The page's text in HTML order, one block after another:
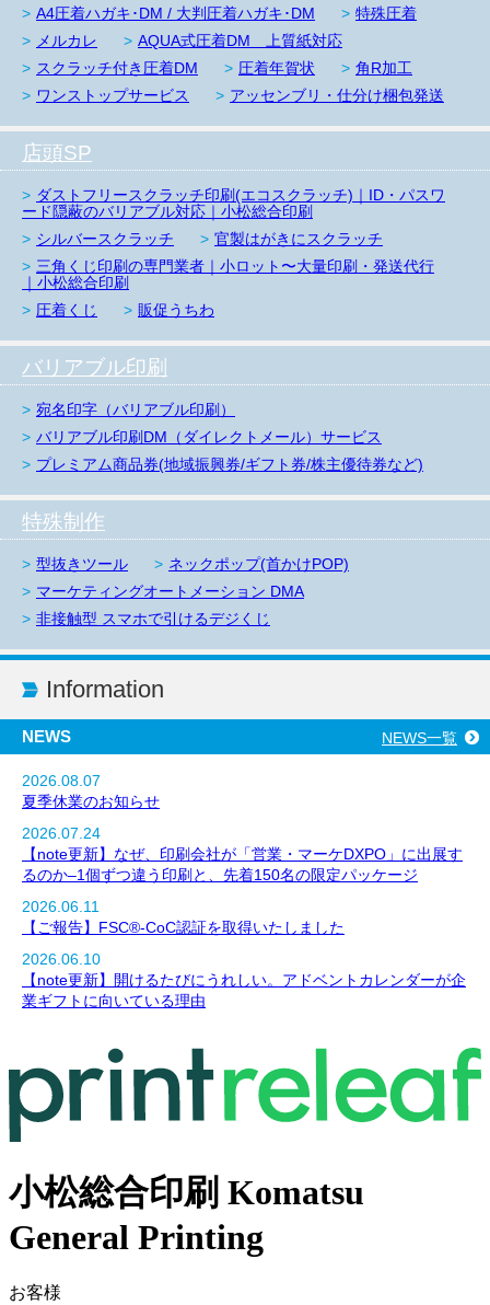
A4圧着ハガキ･DM / 大判圧着ハガキ･DM
特殊圧着
メルカレ
AQUA式圧着DM 上質紙対応
スクラッチ付き圧着DM
圧着年賀状
角R加工
ワンストップサービス
アッセンブリ・仕分け梱包発送
店頭SP
ダストフリースクラッチ印刷(エコスクラッチ)｜ID・パスワ
ード隠蔽のバリアブル対応｜小松総合印刷
シルバースクラッチ
官製はがきにスクラッチ
三角くじ印刷の専門業者｜小ロット〜大量印刷・発送代行
｜小松総合印刷
圧着くじ
販促うちわ
バリアブル印刷
宛名印字（バリアブル印刷）
バリアブル印刷DM（ダイレクトメール）サービス
プレミアム商品券(地域振興券/ギフト券/株主優待券など)
特殊制作
型抜きツール
ネックポップ(首かけPOP)
マーケティングオートメーション DMA
非接触型 スマホで引けるデジくじ
Information
NEWS
2026.08.07
夏季休業のお知らせ
2026.07.24
【note更新】なぜ、印刷会社が「営業・マーケDXPO」に出展す
るのか–1個ずつ違う印刷と、先着150名の限定パッケージ
2026.06.11
【ご報告】FSC®-CoC認証を取得いたしました
2026.06.10
【note更新】開けるたびにうれしい。アドベントカレンダーが企
業ギフトに向いている理由
NEWS一覧